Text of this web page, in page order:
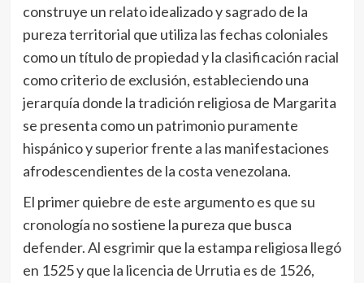
construye un relato idealizado y sagrado de la
pureza territorial que utiliza las fechas coloniales
como un título de propiedad y la clasificación racial
como criterio de exclusión, estableciendo una
jerarquía donde la tradición religiosa de Margarita
se presenta como un patrimonio puramente
hispánico y superior frente a las manifestaciones
afrodescendientes de la costa venezolana.
El primer quiebre de este argumento es que su
cronología no sostiene la pureza que busca
defender. Al esgrimir que la estampa religiosa llegó
en 1525 y que la licencia de Urrutia es de 1526,